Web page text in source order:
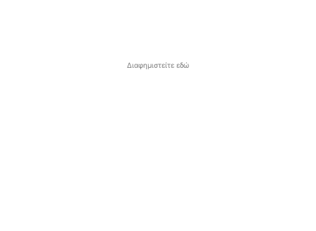
Διαφημιστείτε εδώ